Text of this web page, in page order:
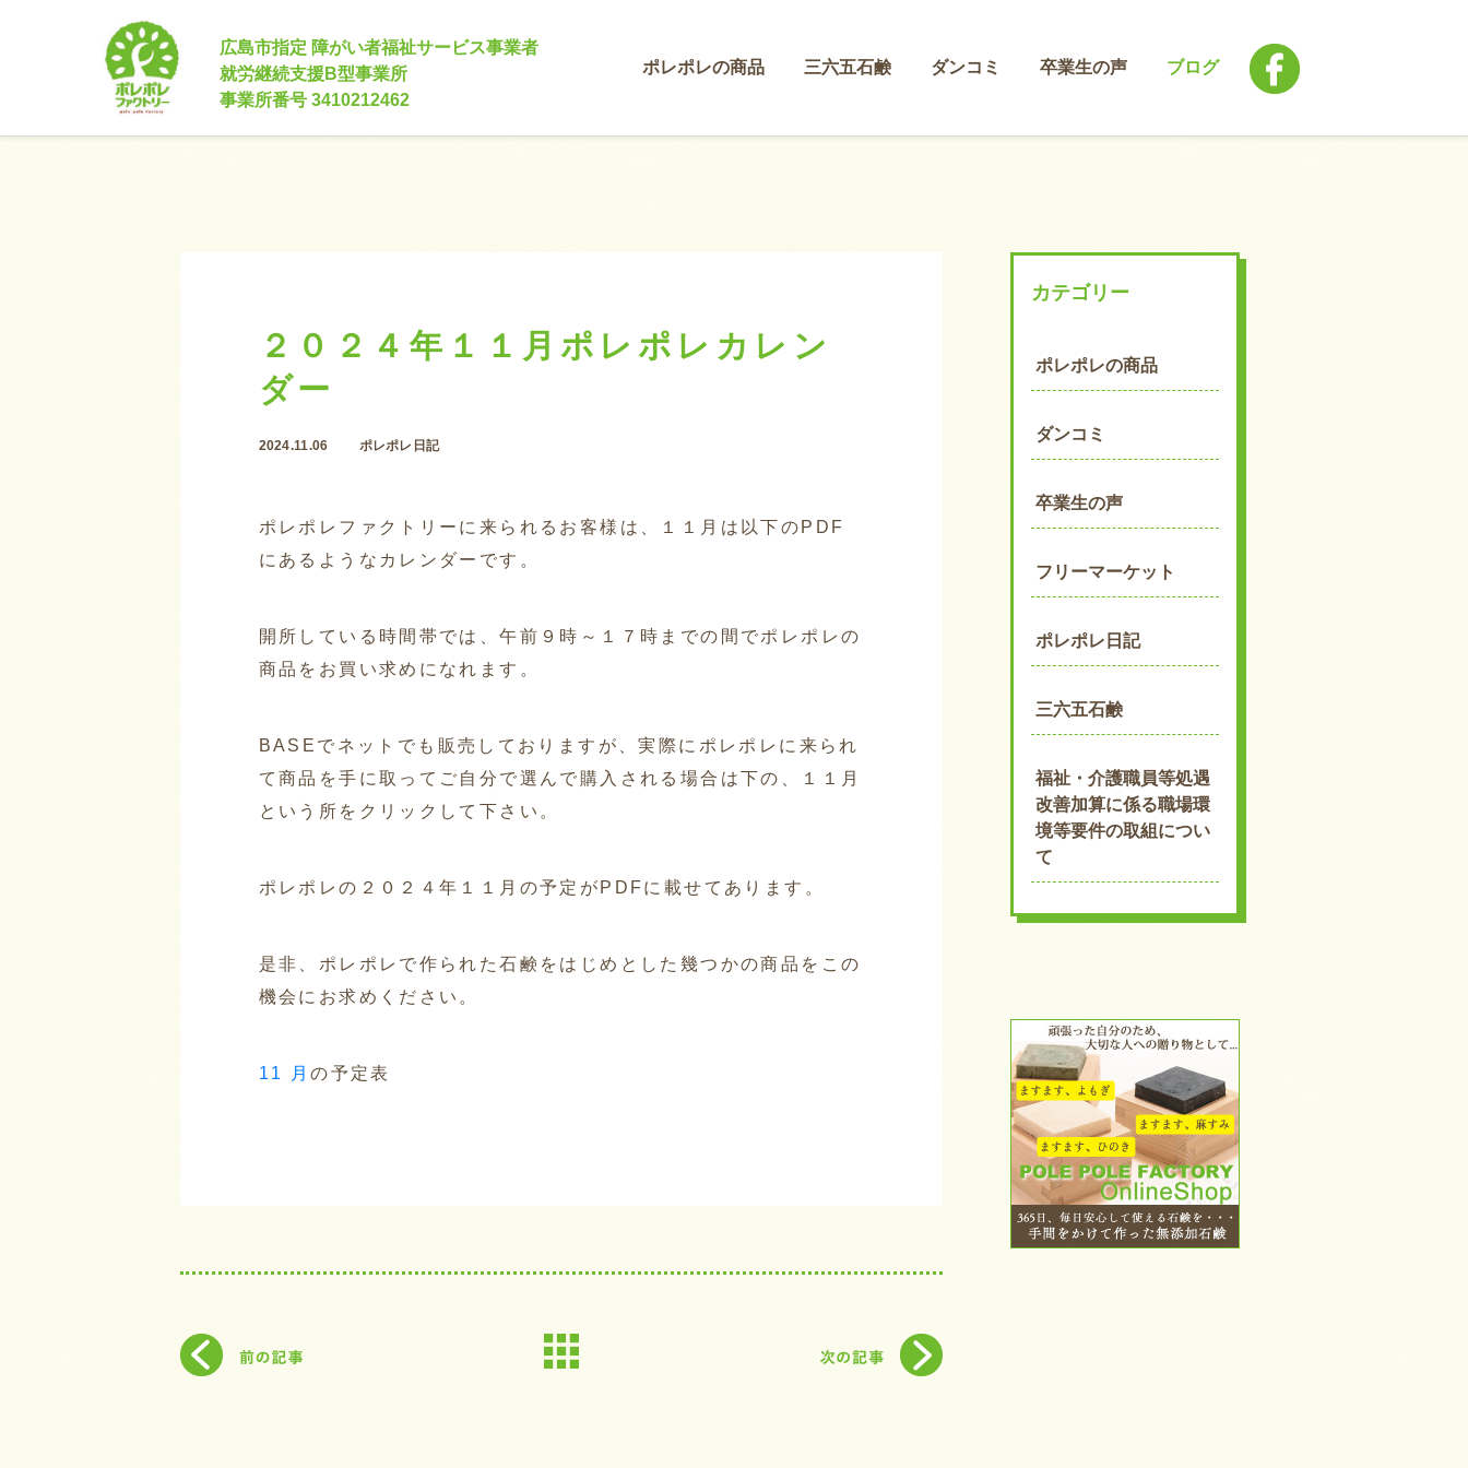
広島市指定 障がい者福祉サービス事業者
就労継続支援B型事業所
事業所番号 3410212462
ポレポレの商品 三六五石鹸 ダンコミ 卒業生の声 ブログ
２０２４年１１月ポレポレカレン
ダー
2024.11.06 ポレポレ日記
ポレポレファクトリーに来られるお客様は、１１月は以下のPDF
にあるようなカレンダーです。
開所している時間帯では、午前９時～１７時までの間でポレポレの
商品をお買い求めになれます。
BASEでネットでも販売しておりますが、実際にポレポレに来られ
て商品を手に取ってご自分で選んで購入される場合は下の、１１月
という所をクリックして下さい。
ポレポレの２０２４年１１月の予定がPDFに載せてあります。
是非、ポレポレで作られた石鹸をはじめとした幾つかの商品をこの
機会にお求めください。
11 月の予定表
カテゴリー
ポレポレの商品
ダンコミ
卒業生の声
フリーマーケット
ポレポレ日記
三六五石鹸
福祉・介護職員等処遇
改善加算に係る職場環
境等要件の取組につい
て